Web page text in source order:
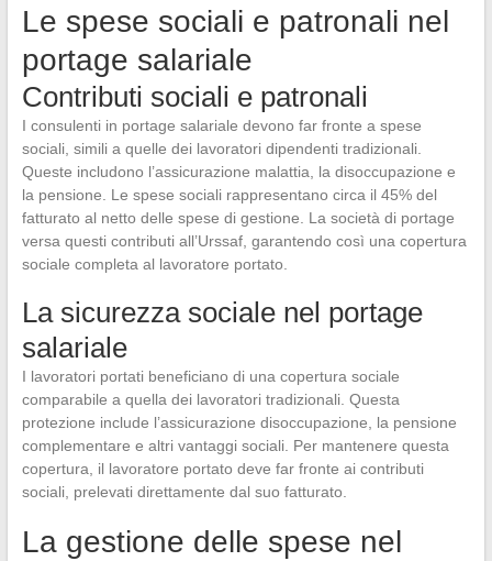
Le spese sociali e patronali nel
portage salariale
Contributi sociali e patronali
I consulenti in portage salariale devono far fronte a spese
sociali, simili a quelle dei lavoratori dipendenti tradizionali.
Queste includono l’assicurazione malattia, la disoccupazione e
la pensione. Le spese sociali rappresentano circa il 45% del
fatturato al netto delle spese di gestione. La società di portage
versa questi contributi all’Urssaf, garantendo così una copertura
sociale completa al lavoratore portato.
La sicurezza sociale nel portage
salariale
I lavoratori portati beneficiano di una copertura sociale
comparabile a quella dei lavoratori tradizionali. Questa
protezione include l’assicurazione disoccupazione, la pensione
complementare e altri vantaggi sociali. Per mantenere questa
copertura, il lavoratore portato deve far fronte ai contributi
sociali, prelevati direttamente dal suo fatturato.
La gestione delle spese nel